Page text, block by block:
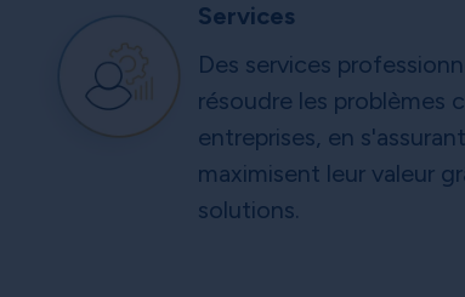
Services
Des services
résoudre les problèmes
entreprises, en
maximisent leur valeur
solutions.